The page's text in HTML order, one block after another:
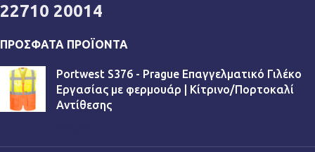
22710 20014
ΠΡΌΣΦΑΤΑ ΠΡΟΪΌΝΤΑ
Portwest S376 - Prague Επαγγελματικό Γιλέκο
Εργασίας με φερμουάρ | Κίτρινο/Πορτοκαλί
Αντίθεσης